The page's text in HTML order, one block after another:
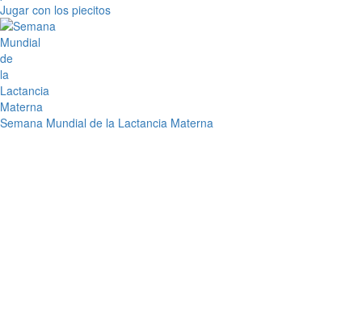
Jugar con los piecitos
Semana Mundial de la Lactancia Materna